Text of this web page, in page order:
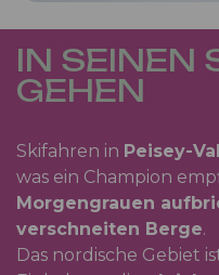
IN SEINEN
GEHEN
Skifahren in Peisey-
was ein Champion
Morgengrauen
verschneiten Berge.
Das nordische Gebiet